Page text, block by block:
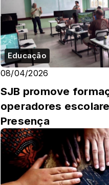
Educação
08/04/2026
SJB promove
operadores
Presença